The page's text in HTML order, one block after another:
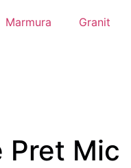
Marmura Granit
Pret Mic